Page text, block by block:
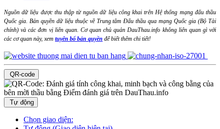
Nguồn dữ liệu được thu thập từ nguồn dữ liệu công khai trên Hệ thống mạng đấu thầu
Quốc gia. Bản quyền dữ liệu thuộc về Trung tâm Đấu thầu qua mạng Quốc gia (Bộ Tài
chính) và các đơn vị liên quan. Cơ quan chủ quản DauThau.info không liên quan gì với
các cơ quan này, xem tuyên bố bản quyền để biết thêm chi tiết!
QR-code
Tự động
Chọn giao diện: